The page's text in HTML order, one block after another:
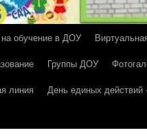
обучение в ДОУ
Группы ДОУ
линия День единых действий